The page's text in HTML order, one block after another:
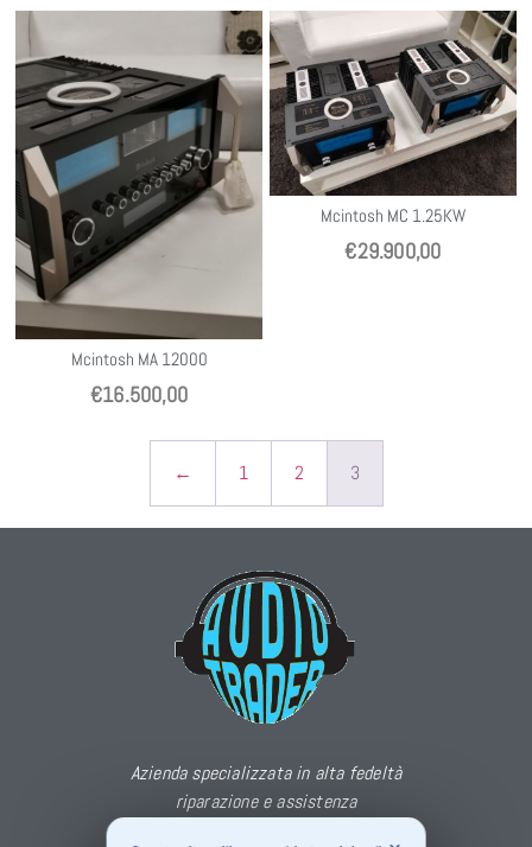
Mcintosh MA 12000
€16.500,00
Mcintosh MC 1.25KW
€29.900,00
← 1 2 3
Azienda specializzata in alta fedeltà
riparazione e assistenza